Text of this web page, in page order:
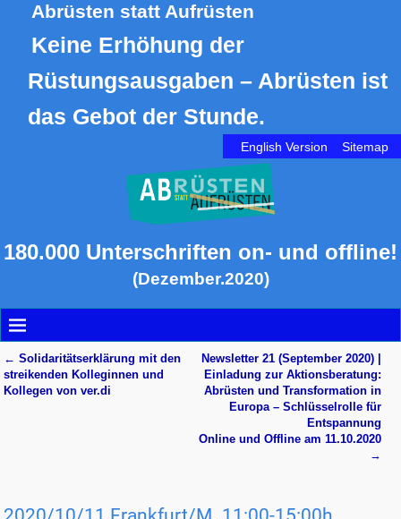
Abrüsten statt Aufrüsten
Keine Erhöhung der
Rüstungsausgaben – Abrüsten ist
das Gebot der Stunde.
English Version Sitemap
180.000 Unterschriften on- und offline!
(Dezember.2020)
Artikelnavigation
← Solidaritätserklärung mit den
streikenden Kolleginnen und
Kollegen von ver.di
Newsletter 21 (September 2020) |
Einladung zur Aktionsberatung:
Abrüsten und Trans­formation in
Europa – Schlüsselrolle für
Entspannung
Online und Offline am 11.10.2020
→